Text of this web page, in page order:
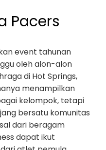
Pacers
event tahunan
oleh alon-alon
di Hot Springs,
menampilkan
kelompok, tetapi
bersatu komunitas
dari beragam
dapat ikut